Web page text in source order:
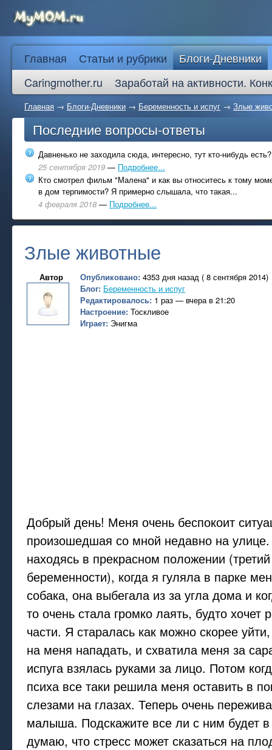
Главная Статьи и рубрики
Блоги-Дневники
Caringmother.ru
Заработай на активности.
Главная → Блоги-Дневники → Беременность и испуг → Злые
Последние вопросы-ответы
Давненько не заходила сюда, интересно, тут кто-нибудь есть?
25 сентября 2019 — Подробнее...
Кто смотрел фильм "Малена" и как вы относитесь к тому
в дом терпимости? Я примерно слышала, что такая...
4 февраля 2018 — Подробнее...
Злые животные
Автор Опубликовано: 4353 дня назад ( 8 сентября 2014)
Блог: Беременность и испуг
Редактировалось: 1 раз — вчера в 21:20
Настроение: Тоскливое
Играет: Энигма
Добрый день! Меня очень беспокоит
произошедшая со мной недавно на
находясь в прекрасном положении
беременности), когда я гуляла в парке
собака, она выбегала из за угла дома и
то очень стала громко лаять, будто хочет
части. Я старалась как можно скорее
на меня нападать, и схватила меня за
испуга взялась руками за лицо. Потом
психа все таки решила меня оставить в
слезами на глазах. Теперь очень
малыша. Подскажите все ли с ним будет
думаю, что стресс может сказаться на